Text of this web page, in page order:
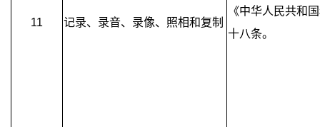
11 记录、录音、录像、照相和复制
《中华人民共和
十八条。